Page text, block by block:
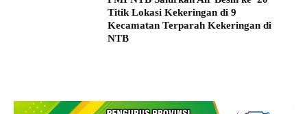
Titik Lokasi Kekeringan di 9
Kecamatan Terparah Kekeringan di
NTB